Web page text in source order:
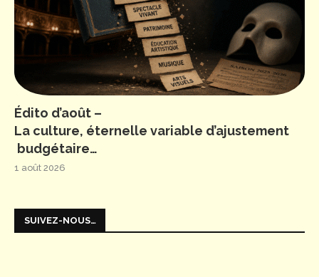
Édito d’août –
La culture, éternelle variable d’ajustement
budgétaire…
1 août 2026
SUIVEZ-NOUS…